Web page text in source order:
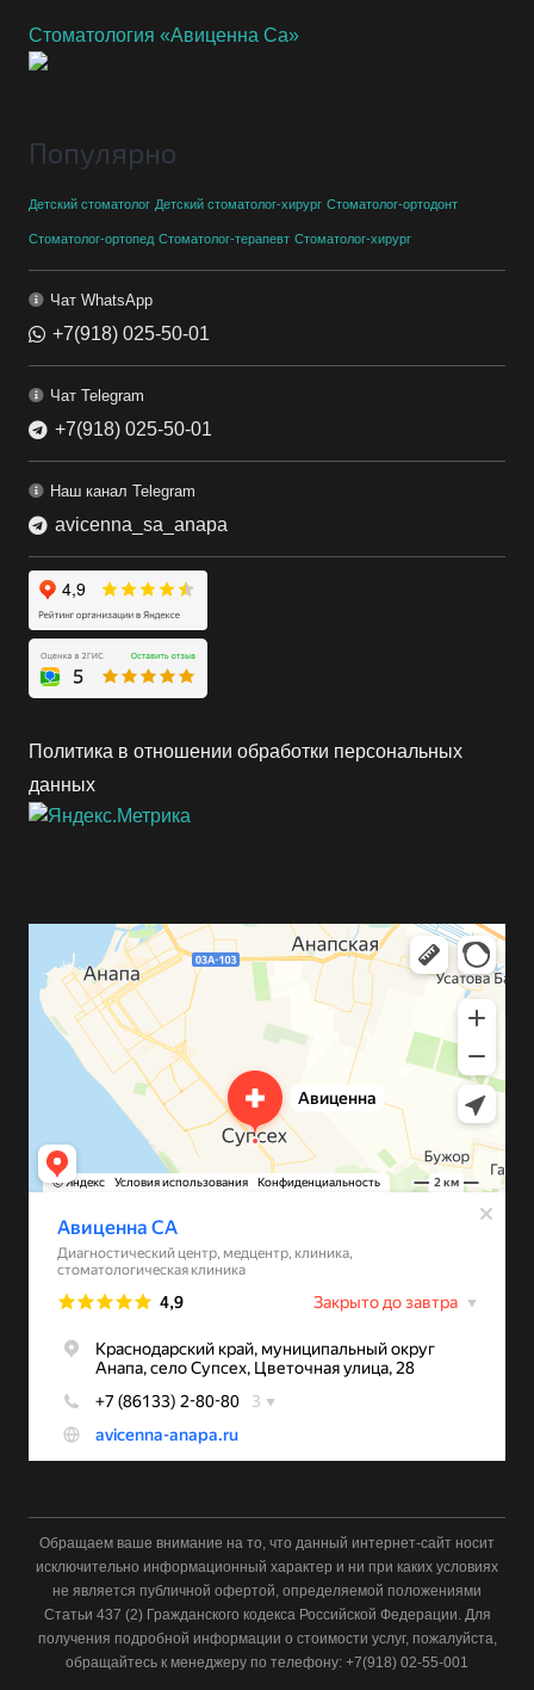
Стоматология «Авиценна Са»
Популярно
Детский стоматолог Детский стоматолог-хирург Стоматолог-ортодонт
Стоматолог-ортопед Стоматолог-терапевт Стоматолог-хирург
Чат WhatsApp
+7(918) 025-50-01
Чат Telegram
+7(918) 025-50-01
Наш канал Telegram
avicenna_sa_anapa
Политика в отношении обработки персональных
данных
Обращаем ваше внимание на то, что данный интернет-сайт носит
исключительно информационный характер и ни при каких условиях
не является публичной офертой, определяемой положениями
Статьи 437 (2) Гражданского кодекса Российской Федерации. Для
получения подробной информации о стоимости услуг, пожалуйста,
обращайтесь к менеджеру по телефону: +7(918) 02-55-001